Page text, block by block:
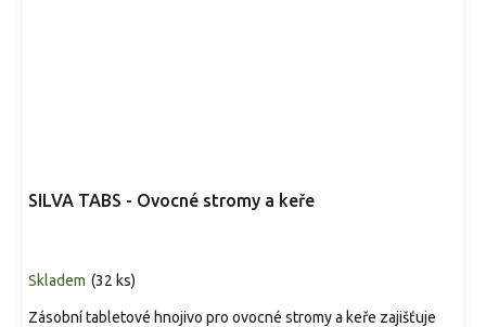
SILVA TABS - Ovocné stromy a keře
Skladem (32 ks)
Zásobní tabletové hnojivo pro ovocné stromy a keře zajišťuje